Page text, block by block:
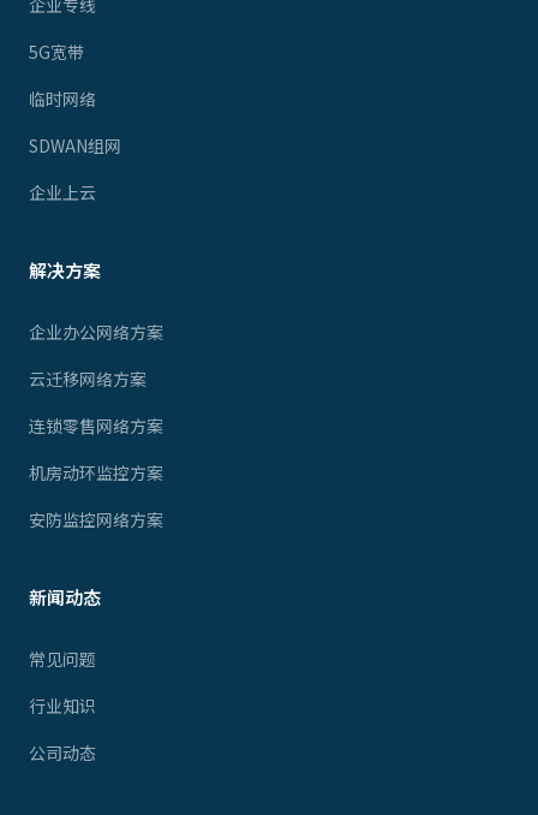
企业专线
5G宽带
临时网络
SDWAN组网
企业上云
解决方案
企业办公网络方案
云迁移网络方案
连锁零售网络方案
机房动环监控方案
安防监控网络方案
新闻动态
常见问题
行业知识
公司动态